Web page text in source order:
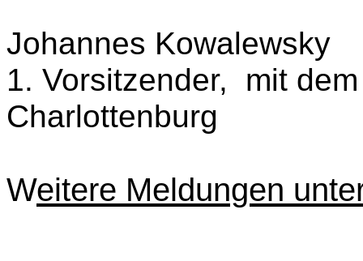
Johannes Kowalewsky
1. Vorsitzender, mit
Charlottenburg
Weitere Meldungen